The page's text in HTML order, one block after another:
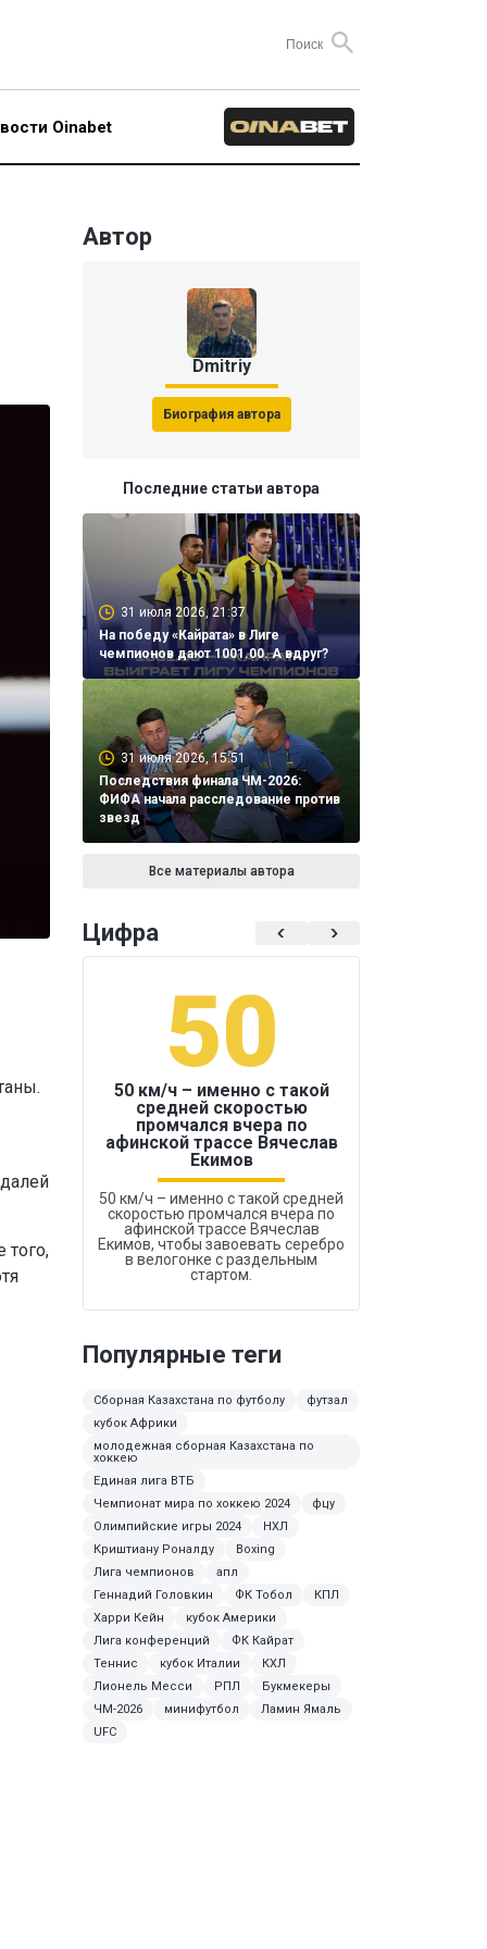
Oinabet
того,
Автор
Dmitriy
Биография автора
Последние статьи автора
31 июля 2026, 21:37
На победу «Кайрата» в Лиге
чемпионов дают 1001.00. А вдруг?
31 июля 2026, 15:51
Последствия финала ЧМ-2026:
ФИФА начала расследование против
звезд
Все материалы автора
Цифра
50
50 км/ч – именно с такой
средней скоростью
промчался вчера по
афинской трассе Вячеслав
Екимов
50 км/ч – именно с такой средней
скоростью промчался вчера по
афинской трассе Вячеслав
Екимов, чтобы завоевать серебро
в велогонке с раздельным
стартом.
Популярные теги
Сборная Казахстана по футболу
футзал
кубок Африки
молодежная сборная Казахстана по
хоккею
Единая лига ВТБ
Чемпионат мира по хоккею 2024
фцу
Олимпийские игры 2024
НХЛ
Криштиану Роналду
Boxing
Лига чемпионов
апл
Геннадий Головкин
ФК Тобол
КПЛ
Харри Кейн
кубок Америки
Лига конференций
ФК Кайрат
Теннис
кубок Италии
КХЛ
Лионель Месси
РПЛ
Букмекеры
ЧМ-2026
минифутбол
Ламин Ямаль
UFC